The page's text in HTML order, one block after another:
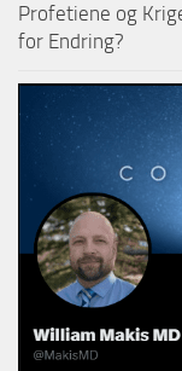
Profetiene og
for Endring?